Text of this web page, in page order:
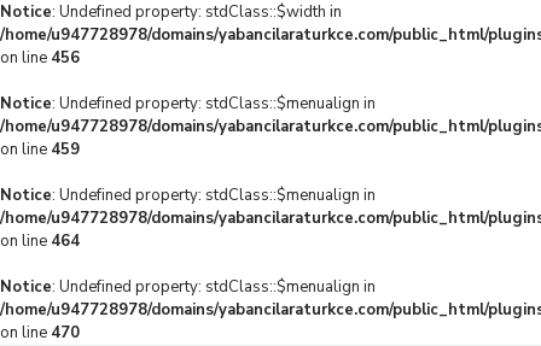
Notice: Undefined property: stdClass::$width in
/home/u947728978/domains/yabancilaraturkce.com/public_html/
on line 456
Notice: Undefined property: stdClass::$menualign in
/home/u947728978/domains/yabancilaraturkce.com/public_html/
on line 459
Notice: Undefined property: stdClass::$menualign in
/home/u947728978/domains/yabancilaraturkce.com/public_html/
on line 464
Notice: Undefined property: stdClass::$menualign in
/home/u947728978/domains/yabancilaraturkce.com/public_html/
on line 470